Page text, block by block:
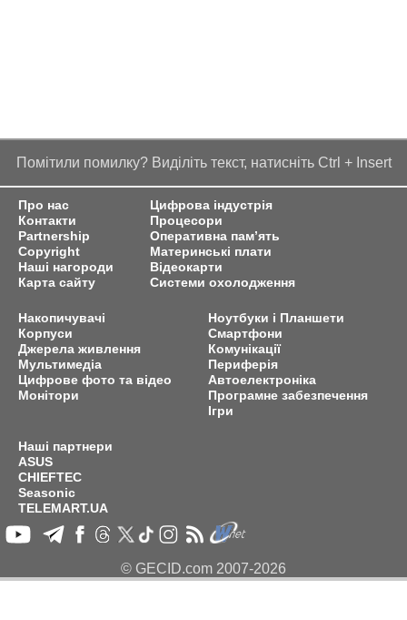
Помітили помилку? Виділіть текст, натисніть Ctrl + Insert
Про нас
Контакти
Partnership
Copyright
Наші нагороди
Карта сайту
Цифрова індустрія
Процесори
Оперативна пам’ять
Материнські плати
Відеокарти
Системи охолодження
Накопичувачі
Корпуси
Джерела живлення
Мультимедіа
Цифрове фото та відео
Монітори
Ноутбуки і Планшети
Смартфони
Комунікації
Периферія
Автоелектроніка
Програмне забезпечення
Ігри
Наші партнери
ASUS
CHIEFTEC
Seasonic
TELEMART.UA
© GECID.com 2007-2026